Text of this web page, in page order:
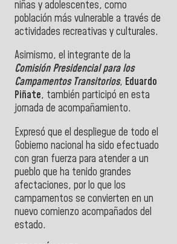
niñas y adolescentes, como
población más vulnerable a través de
actividades recreativas y culturales.
Asimismo, el integrante de la
Comisión Presidencial para los
Campamentos Transitorios, Eduardo
Piñate, también participó en esta
jornada de acompañamiento.
Expresó que el despliegue de todo el
Gobierno nacional ha sido efectuado
con gran fuerza para atender a un
pueblo que ha tenido grandes
afectaciones, por lo que los
campamentos se convierten en un
nuevo comienzo acompañados del
estado.